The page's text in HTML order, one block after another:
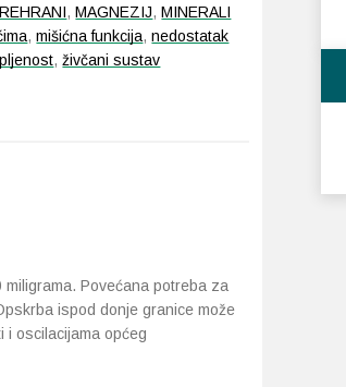
,MAGNEZIJ,MINERALI
,mišićna funkcija,nedostatak
,živčani sustav
Povećana potreba za
ispod donje granice može
i oscilacijama općeg